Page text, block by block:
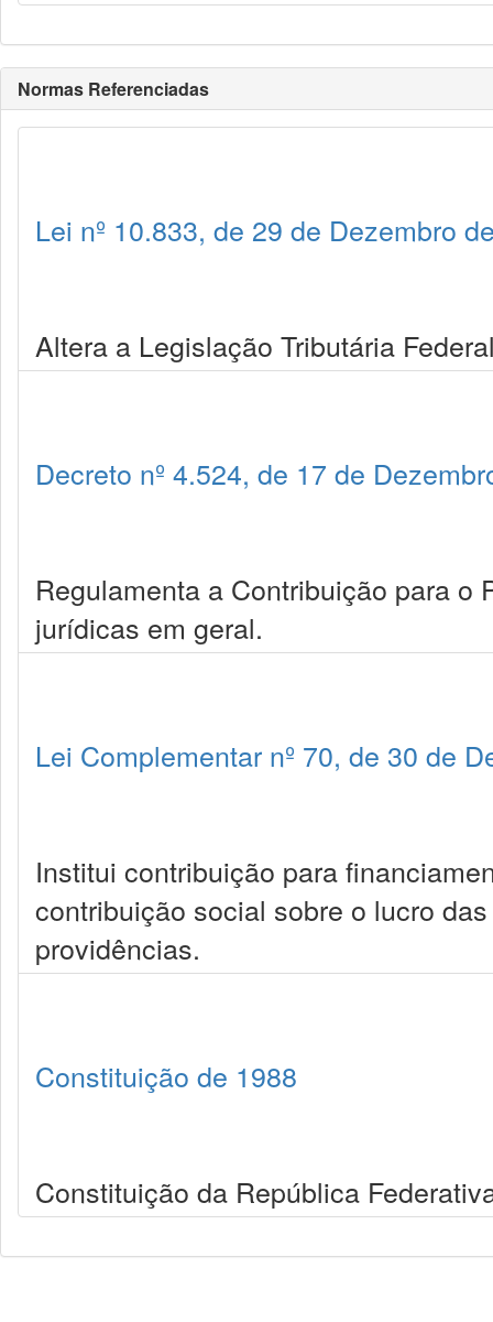
Normas Referenciadas
Lei nº 10.833, de 29 de Dezembro
Altera a Legislação Tributária
Decreto nº 4.524, de 17 de
Regulamenta a Contribuição para
jurídicas em geral.
Lei Complementar nº 70, de 30 de
Institui contribuição para
contribuição social sobre o lucro
providências.
Constituição de 1988
Constituição da República